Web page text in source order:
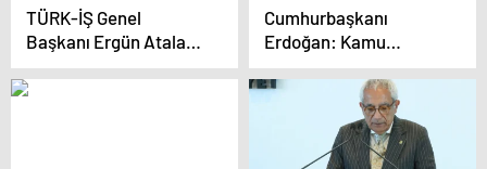
TÜRK-İŞ Genel
Başkanı Ergün Atalay:
Gelir adaleti bozuldu,
vergi düzenlemesi
Cumhurbaşkanı
Erdoğan: Kamu
çalışanlarımız için
Kurban Bayramı tatili 9